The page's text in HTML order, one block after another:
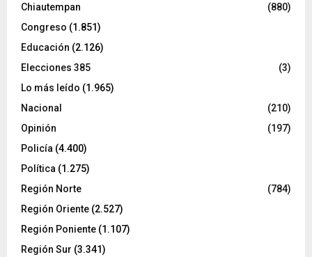
Chiautempan
(880)
Congreso (1.851)
Educación (2.126)
Elecciones 385
(3)
Lo más leído (1.965)
Nacional
(210)
Opinión
(197)
Policía (4.400)
Política (1.275)
Región Norte
(784)
Región Oriente (2.527)
Región Poniente (1.107)
Región Sur (3.341)